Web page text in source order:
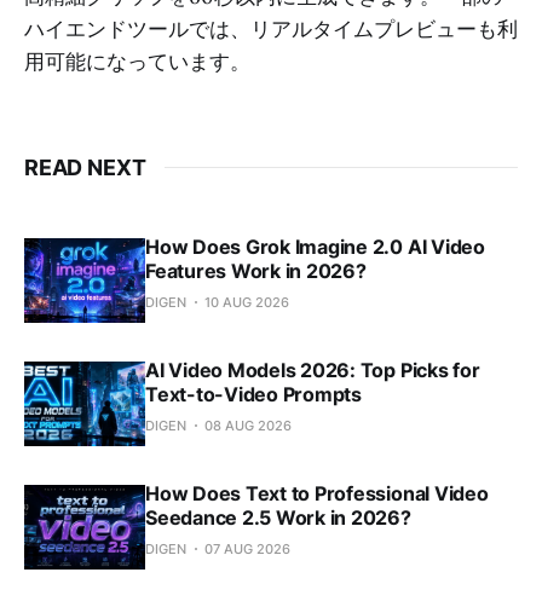
ハイエンドツールでは、リアルタイムプレビューも利
用可能になっています。
READ NEXT
How Does Grok Imagine 2.0 AI Video
Features Work in 2026?
DIGEN 10 AUG 2026
AI Video Models 2026: Top Picks for
Text-to-Video Prompts
DIGEN 08 AUG 2026
How Does Text to Professional Video
Seedance 2.5 Work in 2026?
DIGEN 07 AUG 2026